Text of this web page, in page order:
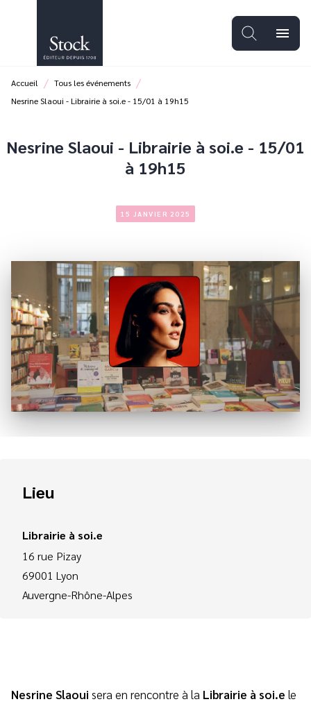
PIED DE PAGE
menu
Accueil / Tous les événements /
Nesrine Slaoui - Librairie à soi.e - 15/01 à 19h15
Nesrine Slaoui - Librairie à soi.e - 15/01
à 19h15
15 JANVIER 2025
Lieu
Librairie à soi.e
16 rue Pizay
69001 Lyon
Auvergne-Rhône-Alpes
Nesrine Slaoui sera en rencontre à la Librairie à soi.e le